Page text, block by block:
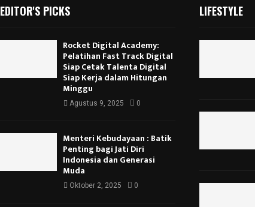
EDITOR'S PICKS
Rocket Digital Academy:
Pelatihan Fast Track Digital
Siap Cetak Talenta Digital
Siap Kerja dalam Hitungan
Minggu
Agustus 9, 2025 0
Menteri Kebudayaan : Batik
Penting bagi Jati Diri
Indonesia dan Generasi
Muda
Oktober 2, 2025 0
LIFESTYLE